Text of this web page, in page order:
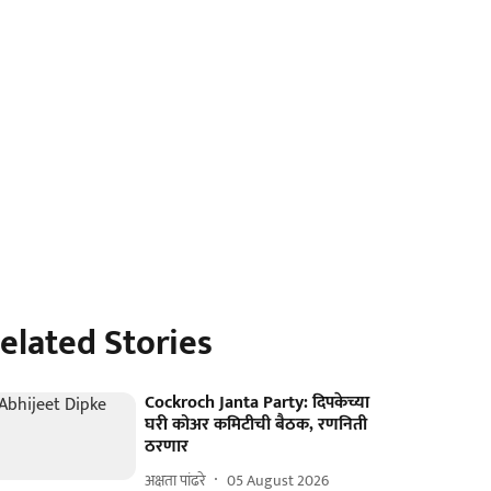
Stories
Cockroch Janta Party: दिपकेच्या
घरी कोअर कमिटीची बैठक, रणनिती
ठरणार
अक्षता पांढरे 05 August 2026